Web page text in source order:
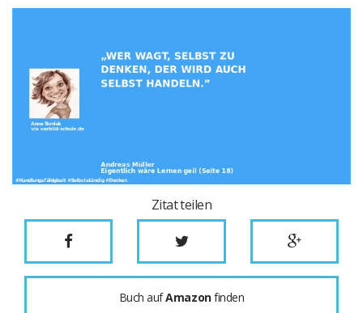
Zitat teilen
Buch aufAmazonfinden